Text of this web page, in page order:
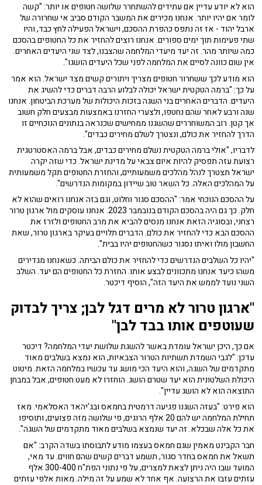
הוא לא יודע עדיין אם עתידים להשתחרר שלושה חטופים או יותר: "קשה
לומר אם יהיו יותר. אנחנו מכירים את המשבר הקודם סביב אי שחרורה של
ארבל יהוד - אז זה נתפס כהפרת ההסכם, וישראל הפעילה לחץ כבד, והיו
שתי פעימות תוך ימים ספורים. אנחנו רוצים להחזיר את כל החטופים בהסכם
כמה שיותר מהר. זה יעד מיעדי המלחמה שהצבנו, לצד שני היעדים האחרים.
אין שום כוונה לסיים את המלחמה לפני שכל היעדים הושגו".
הוא מודע לכך ששחרור חטופים מצריך ויתורים קשים מצד ישראל. הוא אמר
על כך: "ברמה הטקטית ישראל יכולה לבלוע הרבה דברים כדי להשיג את
היעדים. הדברים האחרים בני השגה בזכות היכולות של מערכת הביטחון. אנחנו
שנה ורבע לאחר שהם נחטפו, ולצערי החזרנו באמצעות מבצעים חלק חשוב
אך קטן. רוב המשוחררים שהשגנו ממחישים שכנראה בנתונים הנוכחיים זו
הדרך להחזיר את כולם, ונצטרך לשלם מחירים כבדים".
לדבריו, "אולי ברמה הטקטית נשלם מחירים כבדים, אבל ברמה האסטרטגית
רצועת עזה תפסיק להיות איום צבאי על מדינת ישראל. כדי שזה יקרה
ישראל תצטרך לנהל מהלכים משמעותיים, והחזרת החטופים תקל משמעותית
על המהלכים האלה. כל השאר טוב שיידון במקומות הנדרשים".
על ההסכם הנוכחי אמר: "ההסכם סגור וחלוט, וגם בזה אנחנו רואים שהוא לא
חלק. כך גם היה בהסכם הקודם בנובמבר 2023. אנחנו עוסקים מול ארגון טרור
רצחני, ובסוגיה הזאת אנחנו מנסים להביא את מרב החטופים ולזרז את
ההסכם הבא כדי להחזיר את כולם. הדברים תלויים בעיקר בארגון טרור, שאת
החשבון מולו ואיתו נסגור כשהחטופים יהיו בבית".
"יהיו כל השלבים הנדרשים כדי להחזיר את כולם הביתה. כשאנחנו מגדירים
משהו כיעד אנחנו מתכוונים לבצע אותו. החזרת כל החטופים הם יעד. השלב
השני נועד לממש את היעד הזה", הוסיף דיכטר.
"ארגון טרור לא מרים דגל לבן; צריך לבדוק
שעוטפים אותו בבד לבן"
אם כך, היכן ישראל עומדת באשר להשגת שלושת יעדי המלחמה? דיכטר
עדכן: "לגבי השמדת תשתיות הטרור הצבאיות, הוא נמצא בשלבים מאוד
מתקדמים של השגה, והוא היעד הכי מושג עד עכשיו במלחמה הזאת. מיטוט
היכולת השלטונית הוא יעד שטרם הושג. הוחזרו לא מעט חטופים, אבל במבחן
התוצאה הוא לא הושג עדיין".
הוא פירט: "בעזה השגנו פגיעה דרמטית בחמאס ובג'יהאד האסלאמי. מאז
תחילת המלחמה יש להם 20 אלף הרוגים, פי שלושה מזה פצועים, ותוסיפו
את כל אלה שבכלא. זה יעד שנמצא בשלבים מאוד מתקדמים של השגה".
חבר הקבינט מאמין שגם חמאס בעצמו מודע לתבוסתו בשדה הקרב: "אם
תשאל את חמאס בחדר סגור, תשמע דברים קשים שהם חווים. עד מאי,
המועד שבו היה ניתן לצאת למצרים, על פי נתוני הפת"ח 300-400 אלף
עזתים עזבו את הרצועה. אף אחד לא שמע על זה מילה. מאות אלפי עזתים